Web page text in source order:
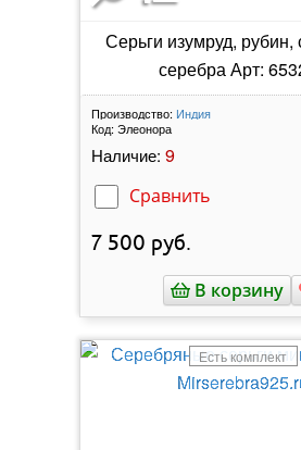
Серьги изумруд,
серебра Арт:
Производство: Индия
Код: Элеонора
Наличие: 9
Сравнить
7 500 руб.
В корзину
Есть комплект